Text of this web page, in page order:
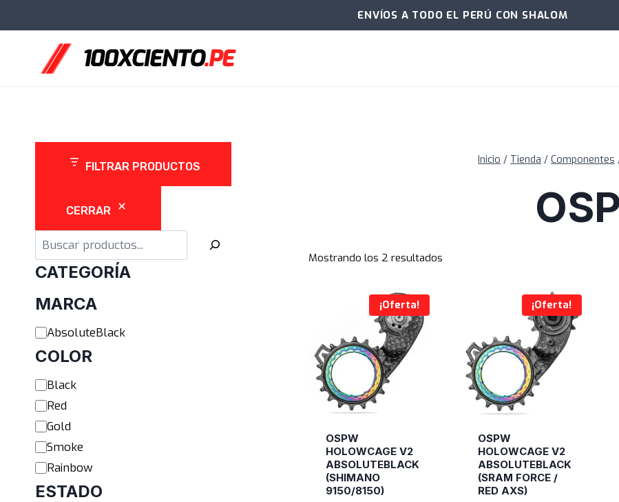
al
ENVÍOS A TODO EL PERÚ CON SHALOM
Inicio / Tienda / Componentes
Mostrando los 2 resultados
¡Oferta!
OSPW
HOLOWCAGE V2
ABSOLUTEBLACK
(SHIMANO
9150/8150)
¡Oferta!
OSPW
HOLOWCAGE V2
ABSOLUTEBLACK
(SRAM FORCE /
RED AXS)
FILTRAR PRODUCTOS
CERRAR
Buscar
CATEGORÍA
MARCA
Marca
AbsoluteBlack
COLOR
Color
Black
Red
Gold
Smoke
Rainbow
ESTADO